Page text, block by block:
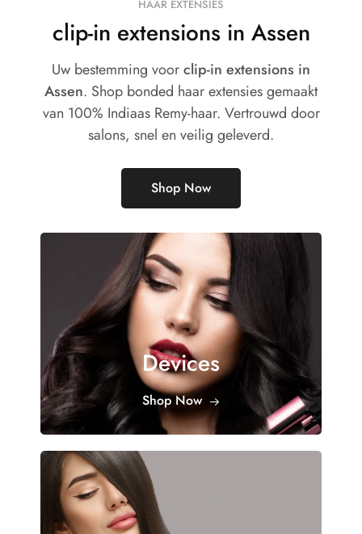
HAAR EXTENSIES
clip-in extensions in Assen
Uw bestemming voorclip-in extensions in
Assen. Shop bonded haar extensies gemaakt
van 100% Indiaas Remy-haar. Vertrouwd door
salons, snel en veilig geleverd.
Shop Now
Devices
Shop Now